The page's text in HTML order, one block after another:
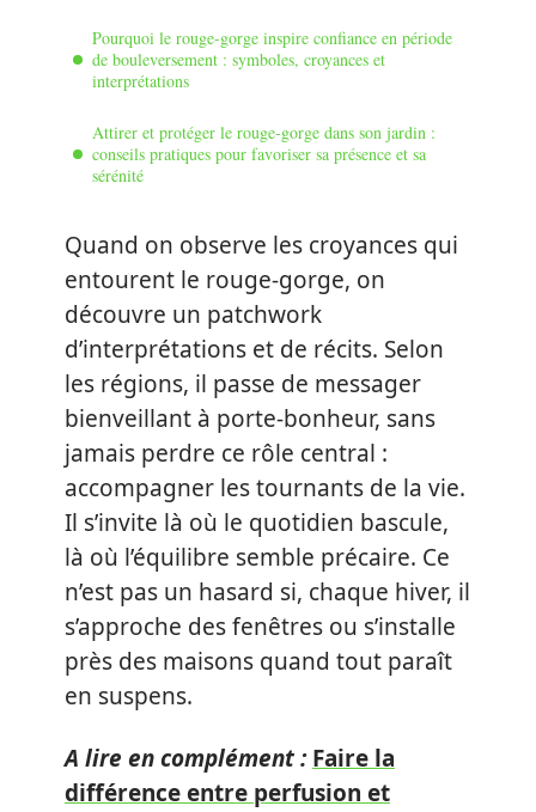
Pourquoi le rouge-gorge inspire confiance en période
de bouleversement : symboles, croyances et
interprétations
Attirer et protéger le rouge-gorge dans son jardin :
conseils pratiques pour favoriser sa présence et sa
sérénité
Quand on observe les croyances qui
entourent le rouge-gorge, on
découvre un patchwork
d’interprétations et de récits. Selon
les régions, il passe de messager
bienveillant à porte-bonheur, sans
jamais perdre ce rôle central :
accompagner les tournants de la vie.
Il s’invite là où le quotidien bascule,
là où l’équilibre semble précaire. Ce
n’est pas un hasard si, chaque hiver, il
s’approche des fenêtres ou s’installe
près des maisons quand tout paraît
en suspens.
A lire en complément : Faire la
différence entre perfusion et